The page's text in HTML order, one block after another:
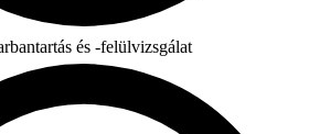
és -felülvizsgálat